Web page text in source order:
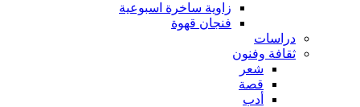
زاوية ساخرة اسبوعية
فنجان قهوة
دراسات
ثقافة وفنون
شعر
قصة
أدب